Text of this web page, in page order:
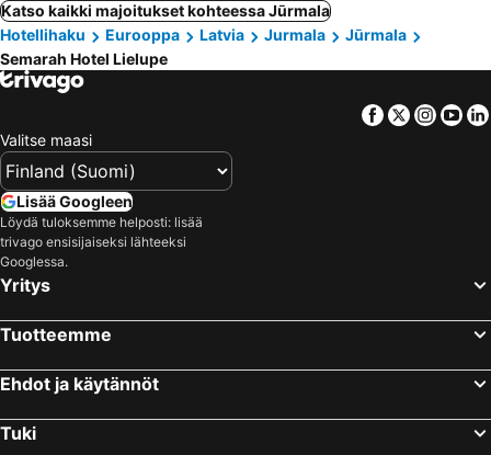
Katso kaikki majoitukset kohteessa Jūrmala
Hotellihaku
Eurooppa Latvia Jurmala
Jūrmala
Semarah Hotel Lielupe
Facebook
Twitter
Valitse maasi
Lisää Googleen
Löydä tuloksemme helposti: lisää
trivago ensisijaiseksi lähteeksi
Googlessa.
Yritys
Tuotteemme
Ehdot ja käytännöt
Tuki